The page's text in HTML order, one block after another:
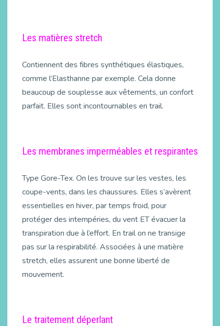
Les matières stretch
Contiennent des fibres synthétiques élastiques,
comme l’Elasthanne par exemple. Cela donne
beaucoup de souplesse aux vêtements, un confort
parfait. Elles sont incontournables en trail.
Les membranes imperméables et respirantes
Type Gore-Tex. On les trouve sur les vestes, les
coupe-vents, dans les chaussures. Elles s’avèrent
essentielles en hiver, par temps froid, pour
protéger des intempéries, du vent ET évacuer la
transpiration due à l’effort. En trail on ne transige
pas sur la respirabilité. Associées à une matière
stretch, elles assurent une bonne liberté de
mouvement.
Le traitement déperlant